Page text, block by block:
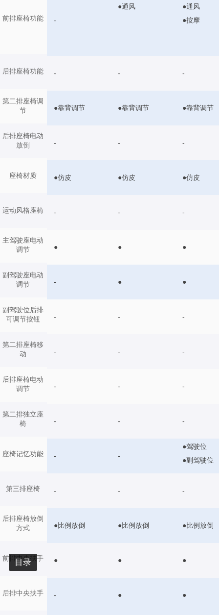
前排座椅功能
后排座椅功能
第二排座椅调
节
后排座椅电动
放倒
座椅材质
运动风格座椅
主驾驶座电动
调节
副驾驶座电动
调节
副驾驶位后排
可调节按钮
第二排座椅移
动
后排座椅电动
调节
第二排独立座
椅
座椅记忆功能
第三排座椅
后排座椅放倒
方式
前排中央扶手
后排中央扶手
-
●通风
●通风
●按摩
- - -
●靠背调节 ●靠背调节 ●靠背调节
- - -
●仿皮 ●仿皮 ●仿皮
- - -
● ● ●
- ● ●
- - -
- - -
- - -
- - -
- -
●驾驶位
●副驾驶位
- - -
●比例放倒 ●比例放倒 ●比例放倒
● ● ●
- ● ●
目录